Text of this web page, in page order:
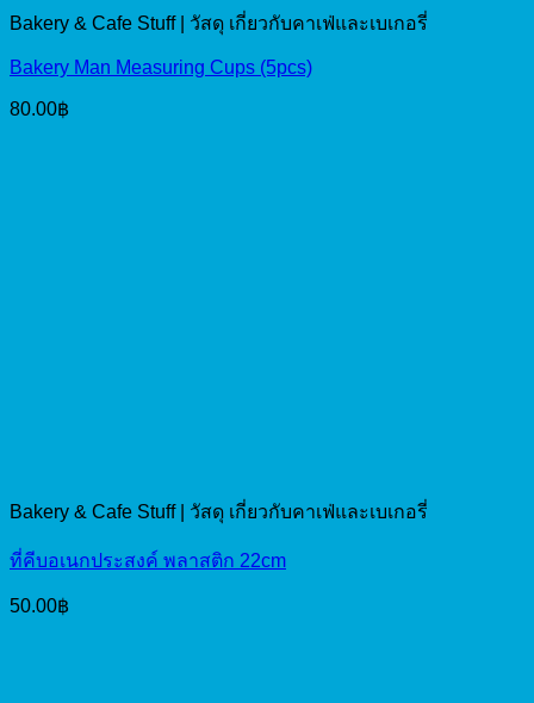
Bakery & Cafe Stuff | วัสดุ เกี่ยวกับคาเฟ่และเบเกอรี่
Bakery Man Measuring Cups (5pcs)
80.00฿
Bakery & Cafe Stuff | วัสดุ เกี่ยวกับคาเฟ่และเบเกอรี่
ที่คีบอเนกประสงค์ พลาสติก 22cm
50.00฿